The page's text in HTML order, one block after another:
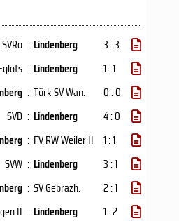
: Lindenberg
3 : 3
: Lindenberg
1 : 1
: Türk SV Wan.
0 : 0
SVD : Lindenberg
4 : 0
: FV RW Weiler II 1 : 1
SVW : Lindenberg
3 : 1
: SV Gebrazh.
2 : 1
II : Lindenberg 1 : 2